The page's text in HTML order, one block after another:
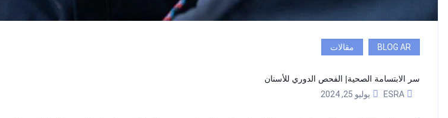
BLOG AR مقالات
سر الابتسامة الصحية| الفحص الدوري للأسنان
ESRA
يوليو 25, 2024